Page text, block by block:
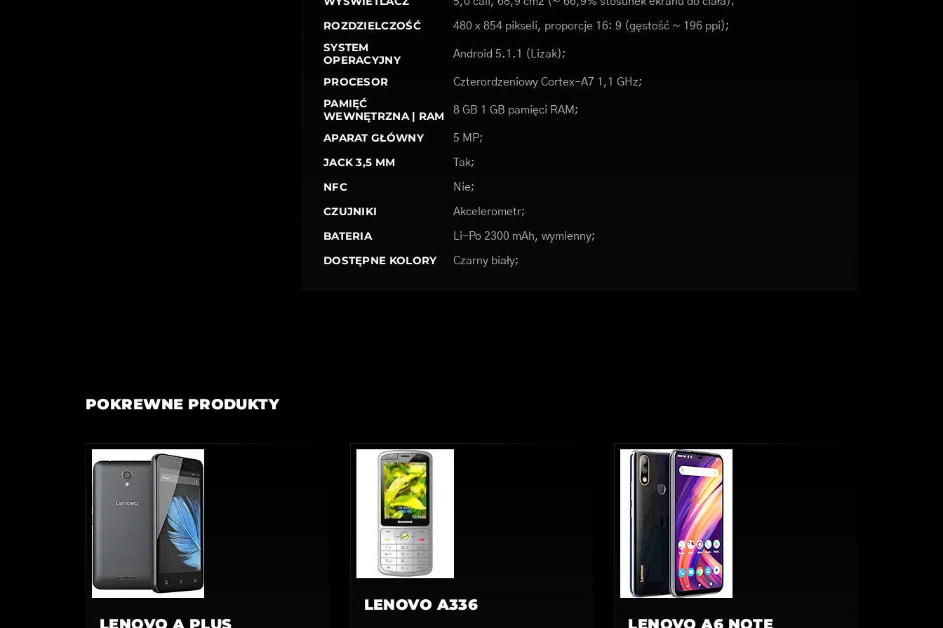
ROZDZIELCZOŚĆ 480 x 854 pikseli, proporcje 16: 9 (gęstość ~ 196 ppi);
SYSTEM
OPERACYJNY
Android 5.1.1 (Lizak);
PROCESOR Czterordzeniowy Cortex-A7 1,1 GHz;
PAMIĘĆ
WEWNĘTRZNA | RAM
8 GB 1 GB pamięci RAM;
APARAT GŁÓWNY 5 MP;
JACK 3,5 MM Tak;
NFC Nie;
CZUJNIKI Akcelerometr;
BATERIA Li-Po 2300 mAh, wymienny;
DOSTĘPNE KOLORY Czarny biały;
POKREWNE PRODUKTY
LENOVO A PLUS
LENOVO A336
LENOVO A6 NOTE